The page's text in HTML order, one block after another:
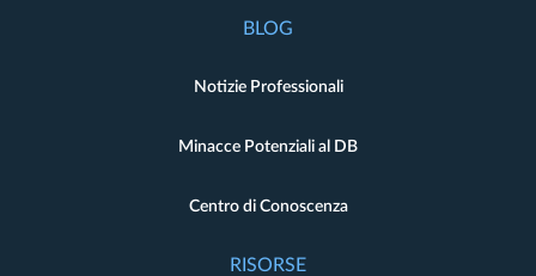
BLOG
Notizie Professionali
Minacce Potenziali al DB
Centro di Conoscenza
RISORSE